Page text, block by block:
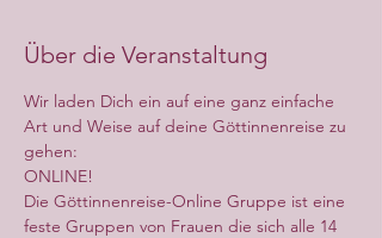
Über die Veranstaltung
Wir laden Dich ein auf eine ganz einfache
Art und Weise auf deine Göttinnenreise zu
gehen:
ONLINE!
Die Göttinnenreise-Online Gruppe ist eine
feste Gruppen von Frauen die sich alle 14